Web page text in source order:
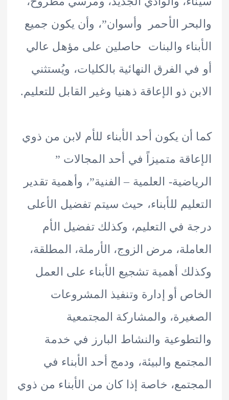
الأحمر وأسوان”، وأن يكون جميع
والبنات حاصلين على مؤهل عالي
الفرق النهائية بالكليات، ويُستثني
ذو الإعاقة ذهنيا وغير القابل للتعليم.
يكون أحد الأبناء للأم لابن من ذوي
متميزاً في أحد المجالات ”
العلمية – الفنية”، وأهمية تقدير
للأبناء، حيث سيتم تفضيل الأعلى
في التعليم، وكذلك تفضيل الأم
مرض الزوج، الأرملة، المطلقة،
أهمية تشجيع الأبناء على العمل
أو إدارة وتنفيذ المشروعات
والمشاركة المجتمعية
والنشاط البارز في خدمة
والبيئة، ودمج أحد الأبناء في
خاصة إذا كان من الأبناء من ذوي